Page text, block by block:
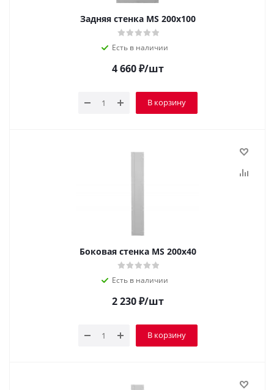
Задняя стенка MS 200x100
Есть в наличии
4 660₽/шт
В корзину
Боковая стенка MS 200х40
Есть в наличии
2 230₽/шт
В корзину